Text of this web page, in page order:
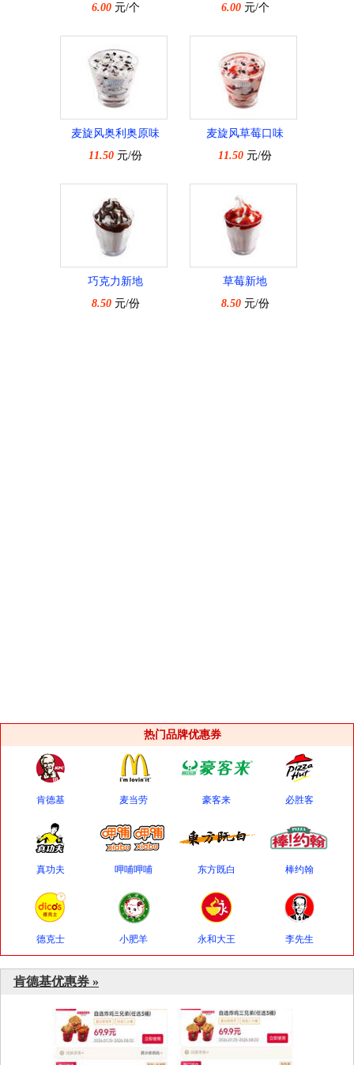
6.00元/个
6.00元/个
麦旋风奥利奥原味
11.50 元/份
麦旋风草莓口味
11.50 元/份
巧克力新地
8.50元/份
草莓新地
8.50元/份
热门品牌优惠券
肯德基 麦当劳 豪客来 必胜客
真功夫 呷哺呷哺 东方既白 棒约翰
德克士 小肥羊 永和大王 李先生
肯德基优惠券 »